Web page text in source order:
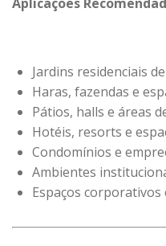
Jardins residenciais
Haras, fazendas e
Pátios, halls e áreas
Hotéis, resorts e
Condomínios e
Ambientes
Espaços corporativos